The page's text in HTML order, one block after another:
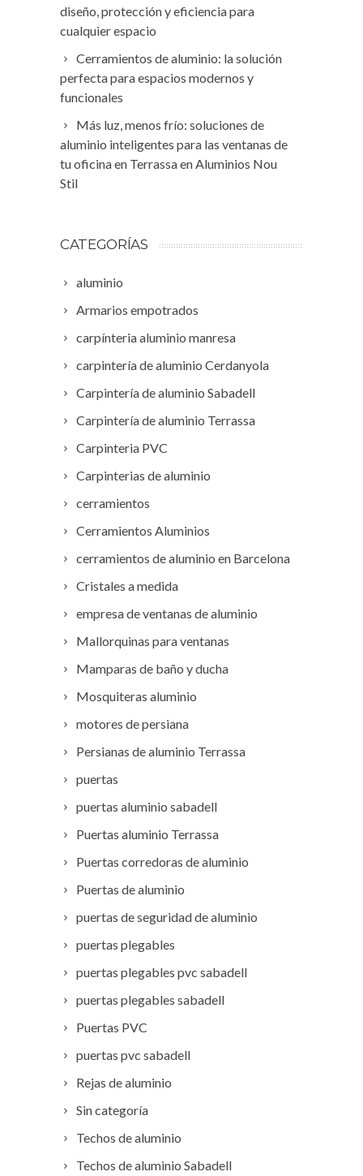
diseño, protección y eficiencia para
cualquier espacio
Cerramientos de aluminio: la solución
perfecta para espacios modernos y
funcionales
Más luz, menos frío: soluciones de
aluminio inteligentes para las ventanas de
tu oficina en Terrassa en Aluminios Nou
Stil
CATEGORÍAS
aluminio
Armarios empotrados
carpínteria aluminio manresa
carpintería de aluminio Cerdanyola
Carpintería de aluminio Sabadell
Carpintería de aluminio Terrassa
Carpinteria PVC
Carpinterias de aluminio
cerramientos
Cerramientos Aluminios
cerramientos de aluminio en Barcelona
Cristales a medida
empresa de ventanas de aluminio
Mallorquinas para ventanas
Mamparas de baño y ducha
Mosquiteras aluminio
motores de persiana
Persianas de aluminio Terrassa
puertas
puertas aluminio sabadell
Puertas aluminio Terrassa
Puertas corredoras de aluminio
Puertas de aluminio
puertas de seguridad de aluminio
puertas plegables
puertas plegables pvc sabadell
puertas plegables sabadell
Puertas PVC
puertas pvc sabadell
Rejas de aluminio
Sin categoría
Techos de aluminio
Techos de aluminio Sabadell